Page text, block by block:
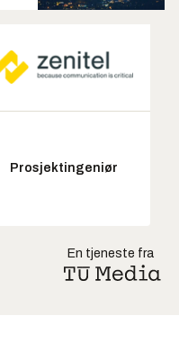
Prosjektingeniør
En tjeneste fra